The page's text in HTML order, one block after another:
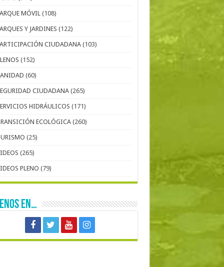
MÓVIL (108)
Y JARDINES (122)
CIUDADANA (103)
(152)
(60)
CIUDADANA (265)
HIDRÁULICOS (171)
ECOLÓGICA (260)
(25)
(265)
PLENO (79)
EN…